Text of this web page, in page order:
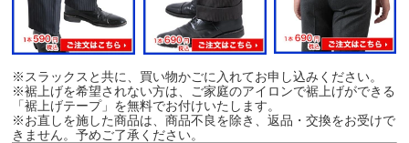
※スラックスと共に、買い物かごに入れてお申し込みください。
※裾上げを希望されない方は、ご家庭のアイロンで裾上げができる
「裾上げテープ」を無料でお付けいたします。
※お直しを施した商品は、商品不良を除き、返品・交換をお受けで
きません。予めご了承ください。